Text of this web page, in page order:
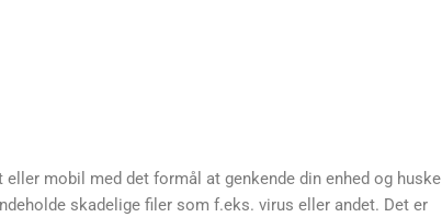
mobil med det formål at genkende din enhed og huske
skadelige filer som f.eks. virus eller andet. Det er